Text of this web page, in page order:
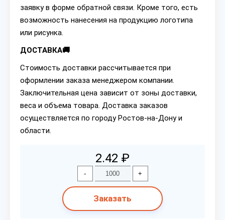
заявку в форме обратной связи. Кроме того, есть
возможность нанесения на продукцию логотипа
или рисунка.
ДОСТАВКА🚚
Стоимость доставки рассчитывается при
оформлении заказа менеджером компании.
Заключительная цена зависит от зоны доставки,
веса и объема товара. Доставка заказов
осуществляется по городу Ростов-на-Дону и
области.
2.42 ₽
- +
Заказать